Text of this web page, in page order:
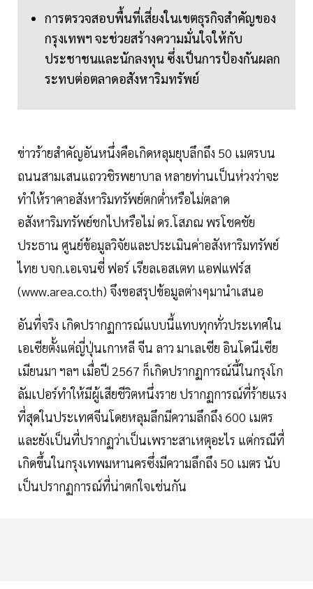
การตรวจสอบพื้นที่เสี่ยงในเขตธุรกิจสำคัญของ
กรุงเทพฯ จะช่วยสร้างความมั่นใจให้กับ
ประชาชนและนักลงทุน ซึ่งเป็นการป้องกันผลก
ระทบต่อตลาดอสังหาริมทรัพย์
ข่าวร้ายสำคัญอันหนึ่งคือเกิดหลุมยุบลึกถึง 50 เมตรบน
ถนนสามเสนแถววชิรพยาบาล หลายท่านเป็นห่วงว่าจะ
ทำให้ราคาอสังหาริมทรัพย์ตกต่ำหรือไม่ตลาด
อสังหาริมทรัพย์ชกไปหรือไม่ ดร.โสภณ พรโชคชัย
ประธาน ศูนย์ข้อมูลวิจัยและประเมินค่าอสังหาริมทรัพย์
ไทย บจก.เอเจนซี่ ฟอร์ เรียลเอสเตท แอฟแฟร์ส
(www.area.co.th) จึงขอสรุปข้อมูลต่างๆมานำเสนอ
อันที่จริง เกิดปรากฏการณ์แบบนี้แทบทุกทั่วประเทศใน
เอเซียตั้งแต่ญี่ปุ่นเกาหลี จีน ลาว มาเลเซีย อินโดนีเซีย
เมียนมา ฯลฯ เมื่อปี 2567 ก็เกิดปรากฏการณ์นี้ในกรุงโก
ลัมเปอร์ทำให้มีผู้เสียชีวิตหนึ่งราย ปรากฏการณ์ที่ร้ายแรง
ที่สุดในประเทศจีนโดยหลุมลึกมีความลึกถึง 600 เมตร
และยังเป็นที่ปรากฏว่าเป็นเพราะสาเหตุอะไร แต่กรณีที่
เกิดขึ้นในกรุงเทพมหานครซึ่งมีความลึกถึง 50 เมตร นับ
เป็นปรากฏการณ์ที่น่าตกใจเช่นกัน